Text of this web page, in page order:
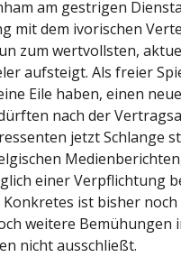
am gestrigen
mit dem ivorischen
zum wertvollsten,
aufsteigt. Als freier
Eile haben, einen
nach der
jetzt Schlange
einer Verpflichtung
ist bisher
weitere Bemühungen
nicht ausschließt.